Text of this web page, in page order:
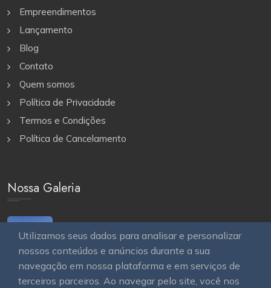
Utilizamos seus dados para analisar e personalizar
nossos conteúdos e anúncios durante a sua
navegação em nossa plataforma e em serviços de
terceiros parceiros. Ao navegar pelo site, você nos
Empreendimentos
Lançamento
Blog
Contato
Quem somos
Política de Privacidade
Termos e Condições
Política de Cancelamento
Nossa Galeria